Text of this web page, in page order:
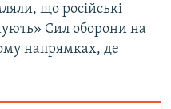
що російські
Сил оборони на
напрямках, де